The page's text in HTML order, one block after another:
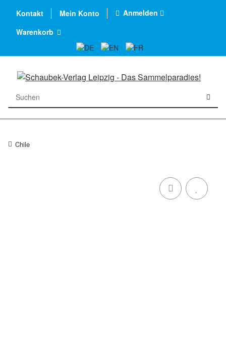
Kontakt Mein Konto
Anmelden
Warenkorb
Chile